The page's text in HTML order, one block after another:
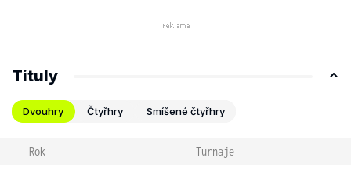
Tituly
Dvouhry Čtyřhry Smíšené čtyřhry
Rok Turnaje